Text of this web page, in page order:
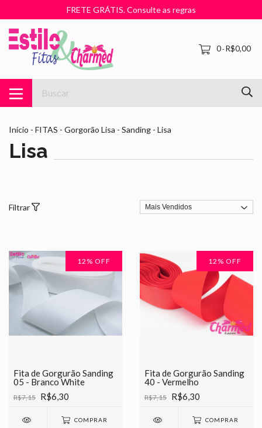
FRETE GRÁTIS. Consulte as regras
0-R$0,00
Início - FITAS - Gorgorão Lisa - Sanding - Lisa
Lisa
Filtrar
12 % OFF
Fita de Gorgurão Sanding
05 - Branco White
R$7,15 R$6,30
COMPRAR
12 % OFF
Fita de Gorgurão Sanding
40 - Vermelho
R$7,15 R$6,30
COMPRAR